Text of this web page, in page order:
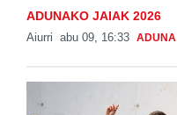
ADUNAKO JAIAK 2026
Aiurri abu 09, 16:33 ADUNA